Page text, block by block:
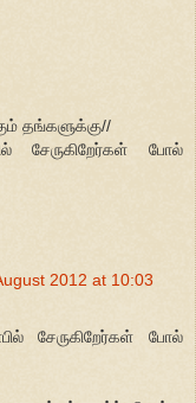
தங்களுக்கு//
சேருகிறேர்கள் போல்
2012 at 10:03
சேருகிறேர்கள் போல்